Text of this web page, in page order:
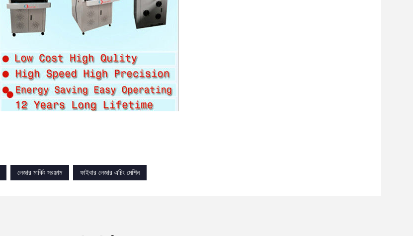
লেজার মার্কিং সরঞ্জাম ফাইবার লেজার এচিং মেশিন